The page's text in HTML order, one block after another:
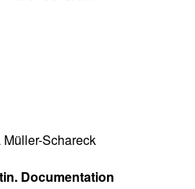
Schareck
Documentation